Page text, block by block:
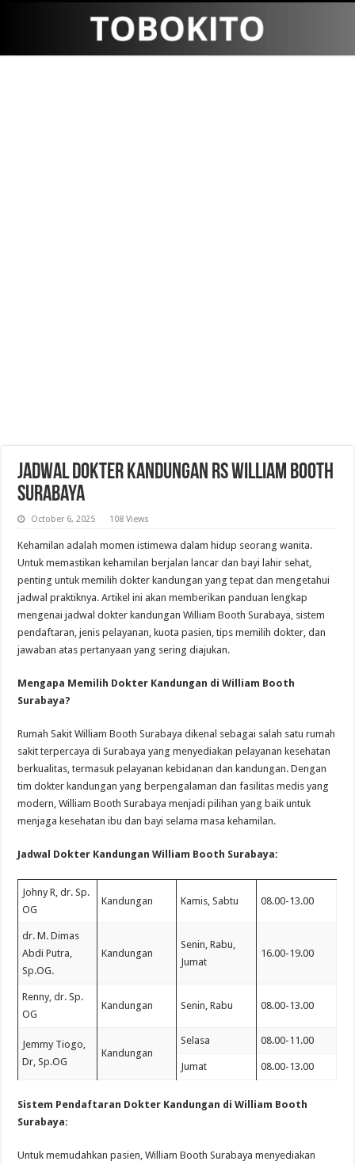
Jadwal Dokter Kandungan RS William Booth
Surabaya
October 6, 2025 108 Views
Kehamilan adalah momen istimewa dalam hidup seorang wanita.
Untuk memastikan kehamilan berjalan lancar dan bayi lahir sehat,
penting untuk memilih dokter kandungan yang tepat dan mengetahui
jadwal praktiknya. Artikel ini akan memberikan panduan lengkap
mengenai jadwal dokter kandungan William Booth Surabaya, sistem
pendaftaran, jenis pelayanan, kuota pasien, tips memilih dokter, dan
jawaban atas pertanyaan yang sering diajukan.
Mengapa Memilih Dokter Kandungan di William Booth
Surabaya?
Rumah Sakit William Booth Surabaya dikenal sebagai salah satu rumah
sakit terpercaya di Surabaya yang menyediakan pelayanan kesehatan
berkualitas, termasuk pelayanan kebidanan dan kandungan. Dengan
tim dokter kandungan yang berpengalaman dan fasilitas medis yang
modern, William Booth Surabaya menjadi pilihan yang baik untuk
menjaga kesehatan ibu dan bayi selama masa kehamilan.
Jadwal Dokter Kandungan William Booth Surabaya:
Johny R, dr. Sp.
OG
Kandungan Kamis, Sabtu 08.00-13.00
dr. M. Dimas
Abdi Putra,
Sp.OG.
Kandungan
Senin, Rabu,
Jumat
16.00-19.00
Renny, dr. Sp.
OG
Kandungan Senin, Rabu 08.00-13.00
Jemmy Tiogo,
Dr, Sp.OG
Kandungan
Selasa 08.00-11.00
Jumat 08.00-13.00
Sistem Pendaftaran Dokter Kandungan di William Booth
Surabaya:
Untuk memudahkan pasien, William Booth Surabaya menyediakan